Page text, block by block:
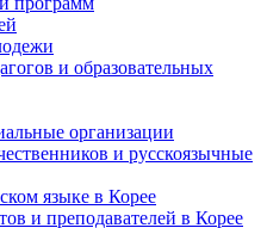
и образовательных
организации
и русскоязычные
языке в Корее
и преподавателей в Корее